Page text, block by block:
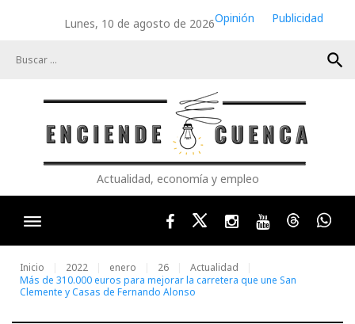
Lunes, 10 de agosto de 2026Opinión
Publicidad
search
Actualidad, economía y empleo
FacebookTwitterInstagram
YoutubeThreads
Inicio 2022 enero 26
Actualidad
Más de 310.000 euros para mejorar la carretera que une San
Clemente y Casas de Fernando Alonso